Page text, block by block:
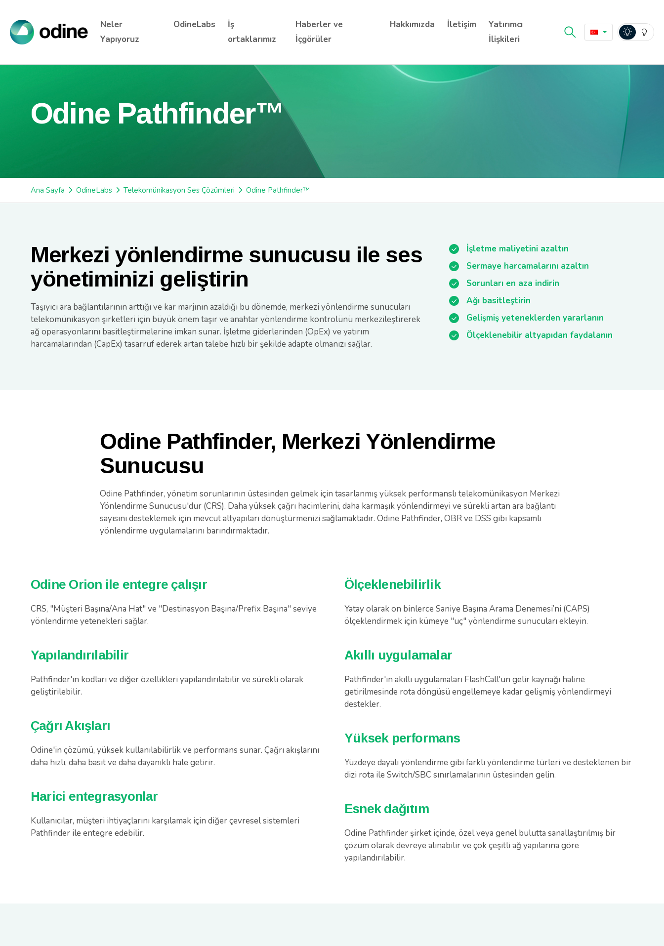
Neler
Yapıyoruz
OdineLabs
İş
ortaklarımız
Haberler ve
İçgörüler
Hakkımızda İletişim
Yatırımcı
İlişkileri
Odine Pathfinder™
Ana Sayfa OdineLabs Telekomünikasyon Ses Çözümleri Odine Pathfinder™
Merkezi yönlendirme sunucusu ile ses
yönetiminizi geliştirin
Taşıyıcı ara bağlantılarının arttığı ve kar marjının azaldığı bu dönemde, merkezi yönlendirme sunucuları
telekomünikasyon şirketleri için büyük önem taşır ve anahtar yönlendirme kontrolünü merkezileştirerek
ağ operasyonlarını basitleştirmelerine imkan sunar. İşletme giderlerinden (OpEx) ve yatırım
harcamalarından (CapEx) tasarruf ederek artan talebe hızlı bir şekilde adapte olmanızı sağlar.
İşletme maliyetini azaltın
Sermaye harcamalarını azaltın
Sorunları en aza indirin
Ağı basitleştirin
Gelişmiş yeteneklerden yararlanın
Ölçeklenebilir altyapıdan faydalanın
Odine Pathfinder, Merkezi Yönlendirme
Sunucusu
Odine Pathfinder, yönetim sorunlarının üstesinden gelmek için tasarlanmış yüksek performanslı telekomünikasyon Merkezi
Yönlendirme Sunucusu'dur (CRS). Daha yüksek çağrı hacimlerini, daha karmaşık yönlendirmeyi ve sürekli artan ara bağlantı
sayısını desteklemek için mevcut altyapıları dönüştürmenizi sağlamaktadır. Odine Pathfinder, OBR ve DSS gibi kapsamlı
yönlendirme uygulamalarını barındırmaktadır.
Odine Orion ile entegre çalışır
CRS, "Müşteri Başına/Ana Hat" ve "Destinasyon Başına/Prefix Başına" seviye
yönlendirme yetenekleri sağlar.
Yapılandırılabilir
Pathfinder'ın kodları ve diğer özellikleri yapılandırılabilir ve sürekli olarak
geliştirilebilir.
Çağrı Akışları
Odine'in çözümü, yüksek kullanılabilirlik ve performans sunar. Çağrı akışlarını
daha hızlı, daha basit ve daha dayanıklı hale getirir.
Harici entegrasyonlar
Kullanıcılar, müşteri ihtiyaçlarını karşılamak için diğer çevresel sistemleri
Pathfinder ile entegre edebilir.
Ölçeklenebilirlik
Yatay olarak on binlerce Saniye Başına Arama Denemesi’ni (CAPS)
ölçeklendirmek için kümeye "uç" yönlendirme sunucuları ekleyin.
Akıllı uygulamalar
Pathfinder'ın akıllı uygulamaları FlashCall'un gelir kaynağı haline
getirilmesinde rota döngüsü engellemeye kadar gelişmiş yönlendirmeyi
destekler.
Yüksek performans
Yüzdeye dayalı yönlendirme gibi farklı yönlendirme türleri ve desteklenen bir
dizi rota ile Switch/SBC sınırlamalarının üstesinden gelin.
Esnek dağıtım
Odine Pathfinder şirket içinde, özel veya genel bulutta sanallaştırılmış bir
çözüm olarak devreye alınabilir ve çok çeşitli ağ yapılarına göre
yapılandırılabilir.